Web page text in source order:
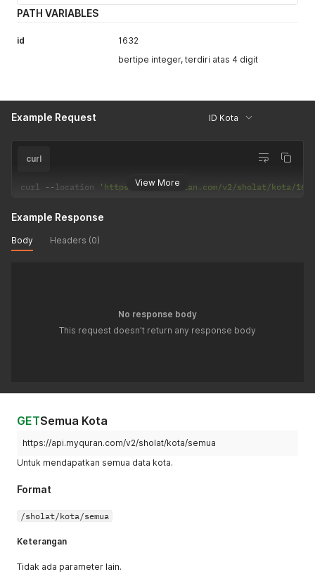
PATH VARIABLES
id
1632
bertipe integer, terdiri atas 4 digit
Example Request ID Kota
View More
curl
curl --location 'https://api.myquran.com/v2/sholat/kota/
Example Response
Body Headers (0)
No response body
This request doesn't return any response body
GETSemua Kota
https://api.myquran.com/v2/sholat/kota/semua
Untuk mendapatkan semua data kota.
Format
/sholat/kota/semua
Keterangan
Tidak ada parameter lain.